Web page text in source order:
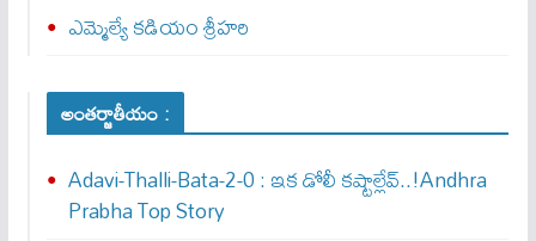
ఎమ్మెల్యే కడియం శ్రీహరి
అంతర్జాతీయం :
Adavi-Thalli-Bata-2-0 : ఇక డోలీ క‌ష్టాల్లేవ్..!Andhra
Prabha Top Story